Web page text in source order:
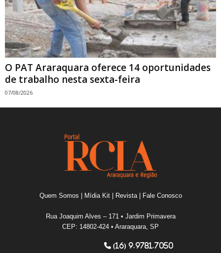
O PAT Araraquara oferece 14 oportunidades
de trabalho nesta sexta-feira
07/08/2026
Quem Somos Mídia Kit| Revista| Fale Conosco
Rua Joaquim Alves – 171 • Jardim Primavera
CEP: 14802-424 • Araraquara, SP
(16) 9.9781.7050